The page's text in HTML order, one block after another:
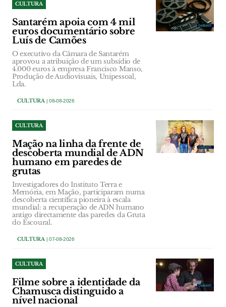
CULTURA
Santarém apoia com 4 mil
euros documentário sobre
Luís de Camões
O executivo da Câmara de Santarém
aprovou a atribuição de um subsídio de
4.000 euros à empresa Francisco Manso,
Produção de Audiovisuais, Unipessoal,
Lda.
CULTURA| 08-08-2026
CULTURA
Mação na linha da frente de
descoberta mundial de ADN
humano em paredes de
grutas
Investigadores do Instituto Terra e
Memória, em Mação, participaram numa
descoberta científica pioneira à escala
mundial: a recuperação de ADN humano
antigo directamente das paredes da Gruta
do Escoural.
CULTURA| 07-08-2026
CULTURA
Filme sobre a identidade da
Chamusca distinguido a
nível nacional